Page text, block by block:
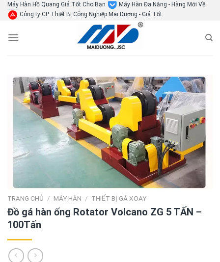
SkipMáy Hàn Hồ Quang Giá Tốt Cho Bạn
Máy Hàn Đa Năng - Hàng Mới Về
Công ty CP Thiết Bị Công Nghiệp Mai Dương - Giá Tốt
TRANG CHỦ / MÁY HÀN / THIẾT BỊ GÁ XOAY
Đồ gá hàn ống Rotator Volcano ZG 5 TẤN –
100Tấn